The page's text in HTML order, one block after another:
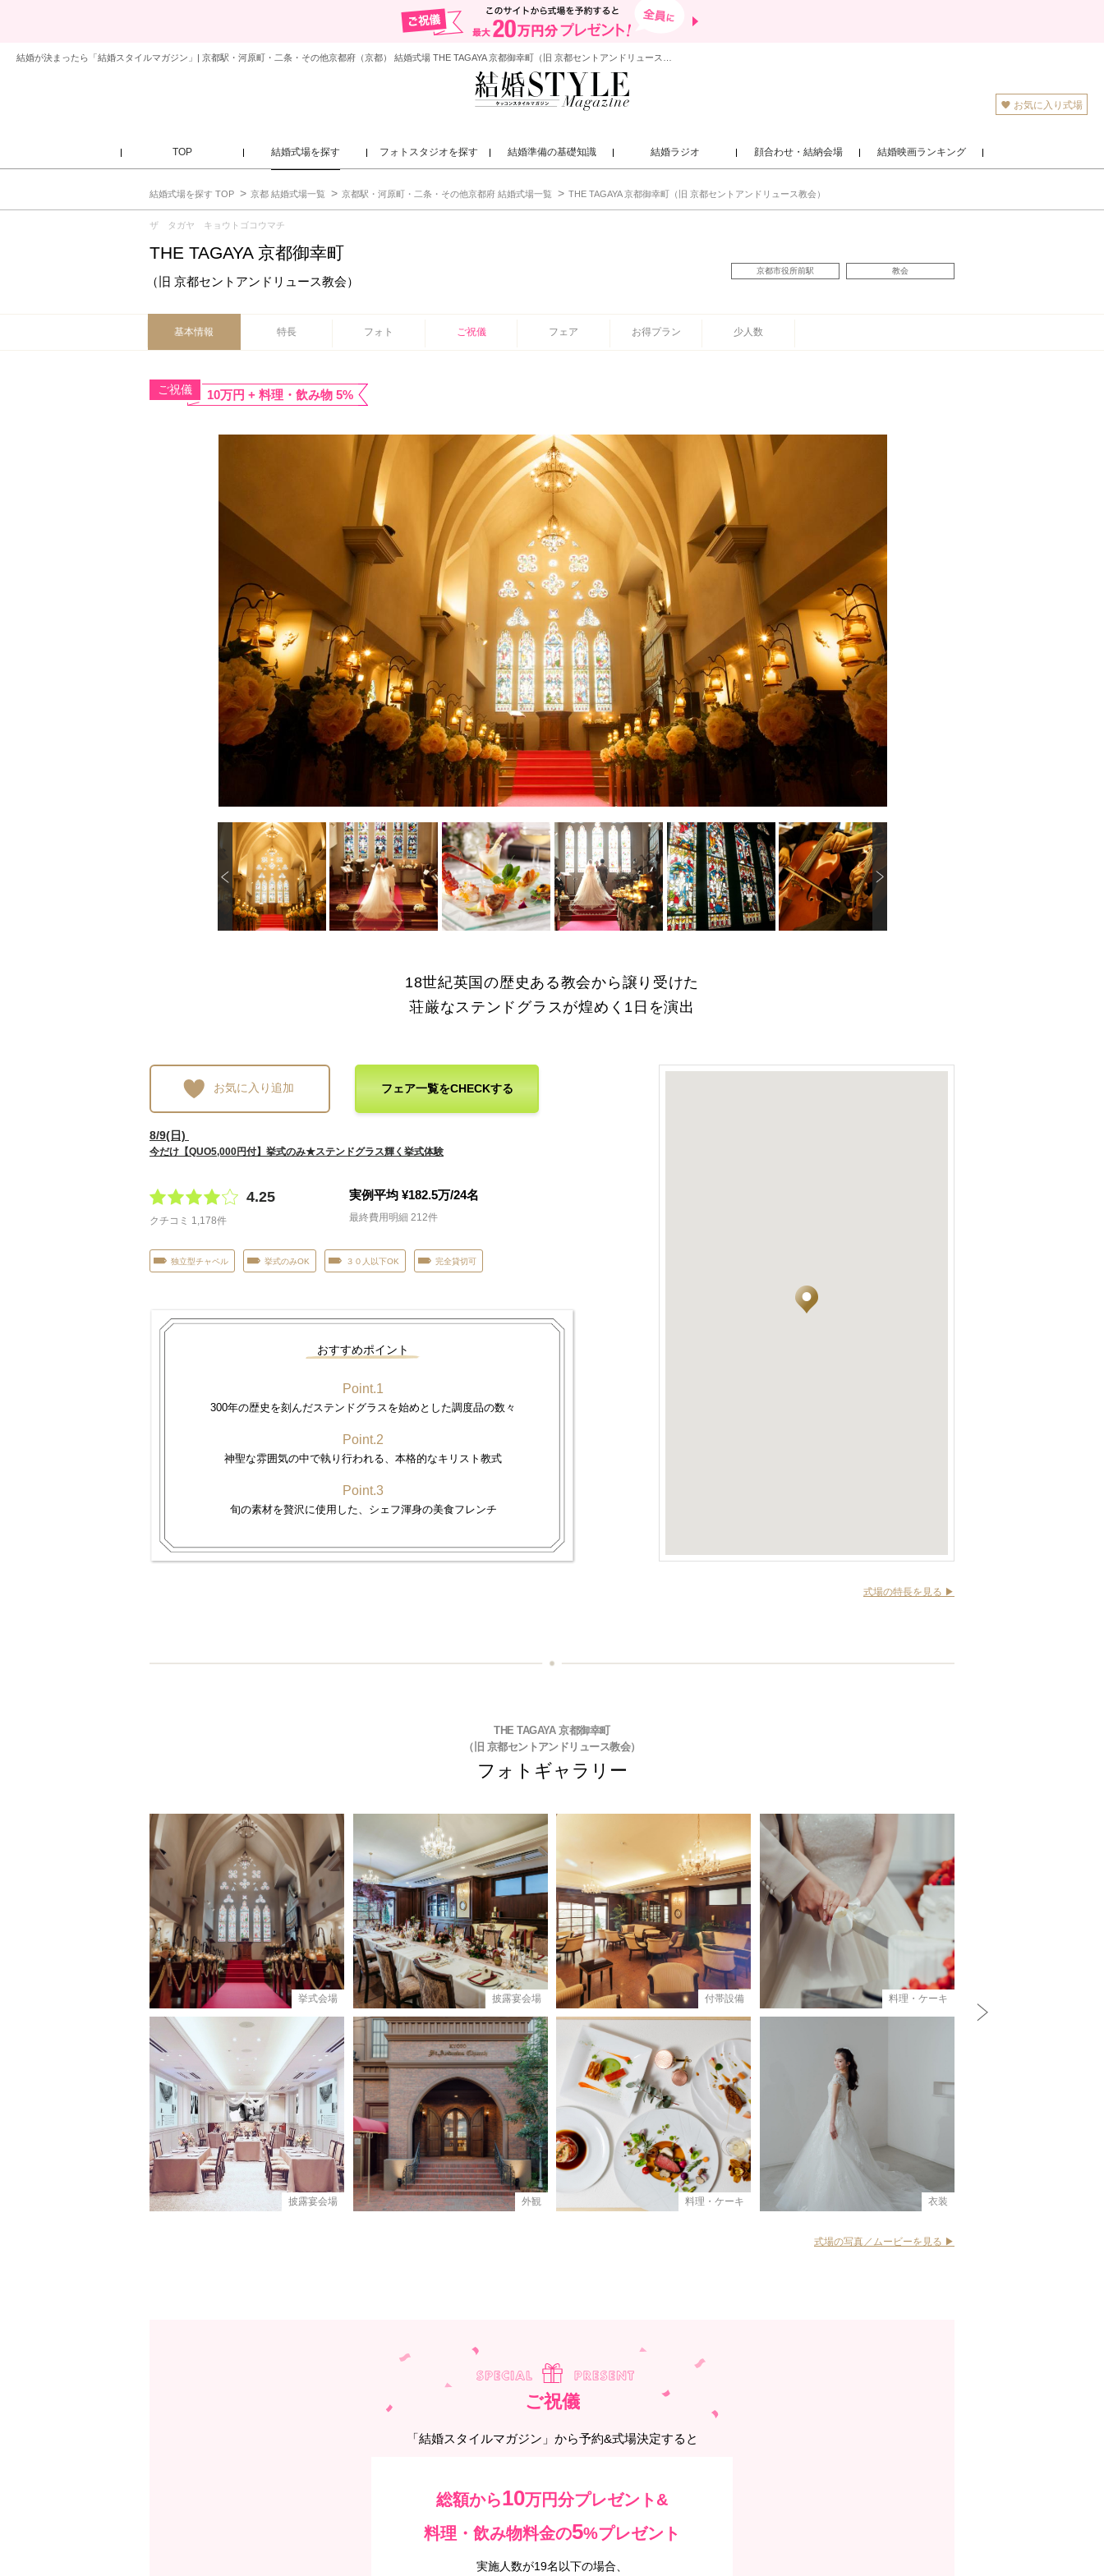
お気に入り式場
TOP 結婚式場を探す フォトスタジオを探す 結婚準備の基礎知識 結婚ラジオ 顔合わせ・結納会場 結婚映画ランキング
結婚式場を探す TOP 京都 結婚式場一覧 京都駅・河原町・二条・その他京都府 結婚式場一覧 THE TAGAYA 京都御幸町（旧 京都セントアンドリュース教会）
ザ タガヤ キョウトゴコウマチ
THE TAGAYA 京都御幸町
（旧 京都セントアンドリュース教会）
京都市役所前駅 教会
基本情報 特長 フォト ご祝儀 フェア お得プラン 少人数
ご祝儀 10万円 + 料理・飲み物 5%
18世紀英国の歴史ある教会から譲り受けた
荘厳なステンドグラスが煌めく1日を演出
お気に入り追加 フェア一覧をCHECKする
8/9(日)
今だけ【QUO5,000円付】挙式のみ★ステンドグラス輝く挙式体験
4.25
クチコミ 1,178件
実例平均 ¥182.5万/24名
最終費用明細 212件
独立型チャペル 挙式のみOK ３０人以下OK 完全貸切可
おすすめポイント
Point.1
300年の歴史を刻んだステンドグラスを始めとした調度品の数々
Point.2
神聖な雰囲気の中で執り行われる、本格的なキリスト教式
Point.3
旬の素材を贅沢に使用した、シェフ渾身の美食フレンチ
式場の特長を見る ▶︎
THE TAGAYA 京都御幸町
（旧 京都セントアンドリュース教会）
フォトギャラリー
挙式会場
披露宴会場
披露宴会場
外観
付帯設備
料理・ケーキ
料理・ケーキ
衣装
式場の写真／ムービーを見る ▶︎
ご祝儀
「結婚スタイルマガジン」から予約&式場決定すると
総額から10万円分プレゼント&
料理・飲み物料金の5%プレゼント
実施人数が19名以下の場合、